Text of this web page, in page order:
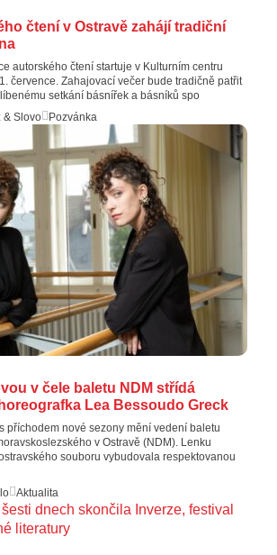
čtení v Ostravě zahájí tradiční
autorského čtení startuje v Kulturním centru
července. Zahajovací večer bude tradičně patřit
setkání básnířek a básníků spo
& Slovo Pozvánka
v čele baletu NDM střídá
Lea Bessoudo Greck
příchodem nové sezony mění vedení baletu
v Ostravě (NDM). Lenku
souboru vybudovala respektovanou
Aktualita